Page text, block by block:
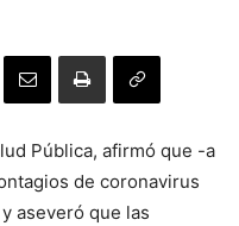
Pública, afirmó que -a
de coronavirus
aseveró que las